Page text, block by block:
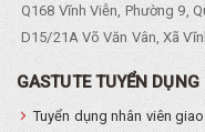
Q168 Vĩnh Viễn, Phường 9,
D15/21A Võ Văn Vân, Xã
GASTUTE TUYỂN DỤNG
Tuyển dụng nhân viên